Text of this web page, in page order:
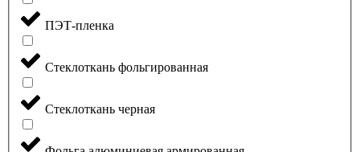
ПЭТ-пленка
Стеклоткань фольгированная
Стеклоткань черная